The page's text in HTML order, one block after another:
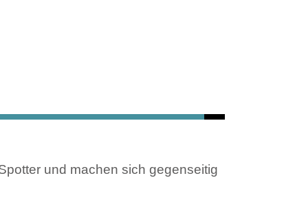
und machen sich gegenseitig